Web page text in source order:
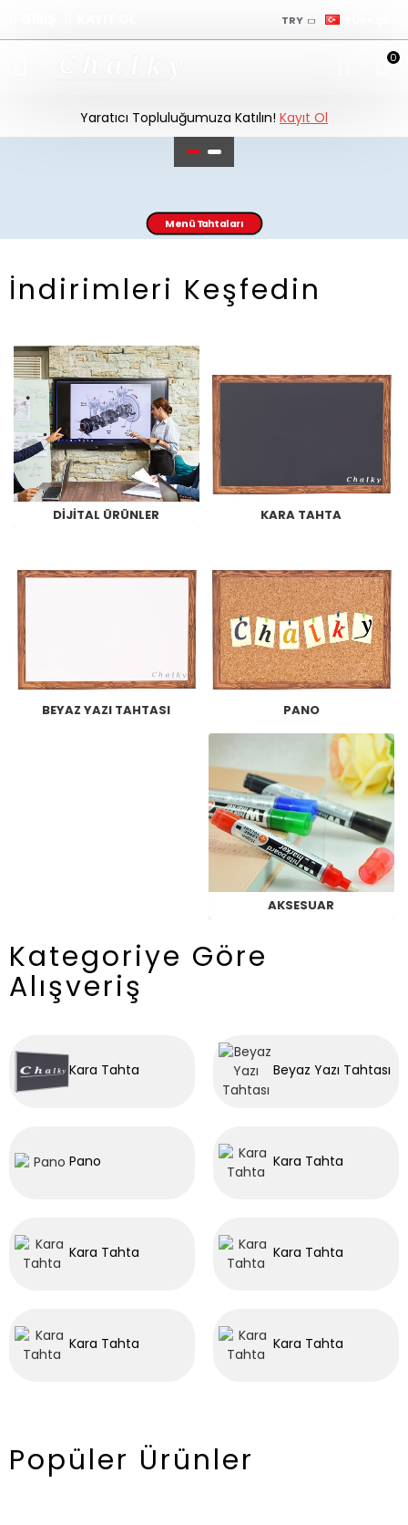
TRY
0
Yaratıcı Topluluğumuza Katılın! Kayıt Ol
Menü Tahtaları
İndirimleri Keşfedin
DIJITAL ÜRÜNLER KARA TAHTA
BEYAZ YAZI TAHTASI PANO
KAFE & RESTORAN
AKSESUAR
Kategoriye Göre
Alışveriş
Kara Tahta Beyaz Yazı Tahtası
Pano Kara Tahta
Kara Tahta Kara Tahta
Kara Tahta Kara Tahta
Popüler Ürünler